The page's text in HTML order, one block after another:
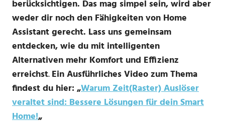
berücksichtigen. Das mag simpel sein, wird aber
weder dir noch den Fähigkeiten von Home
Assistant gerecht. Lass uns gemeinsam
entdecken, wie du mit intelligenten
Alternativen mehr Komfort und Effizienz
erreichst.Ein Ausführliches Video zum Thema
findest du hier: „Warum Zeit(Raster) Auslöser
veraltet sind: Bessere Lösungen für dein Smart
Home!„